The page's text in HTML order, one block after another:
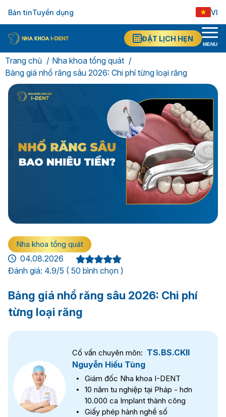
Bản tinTuyển dụng VI
ĐẶT LỊCH HẸN
MENU
Trang chủ
Nha khoa tổng quát
Bảng giá nhổ răng sâu 2026: Chi phí từng loại răng
Nha khoa tổng quát
04.08.2026
Đánh giá: 4.9/5 ( 50 bình chọn )
Bảng giá nhổ răng sâu 2026: Chi phí
từng loại răng
Cố vấn chuyên môn: TS.BS.CKII
Nguyễn Hiếu Tùng
Giám đốc Nha khoa I-DENT
10 năm tu nghiệp tại Pháp - hơn
10.000 ca Implant thành công
Giấy phép hành nghề số